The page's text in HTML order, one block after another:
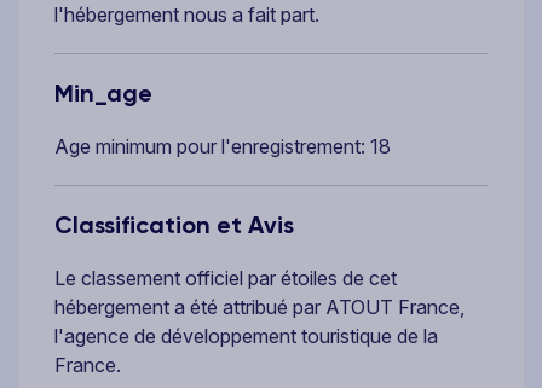
l'hébergement nous a fait part.
Min_age
Age minimum pour l'enregistrement: 18
Classification et Avis
Le classement officiel par étoiles de cet
hébergement a été attribué par ATOUT France,
l'agence de développement touristique de la
France.